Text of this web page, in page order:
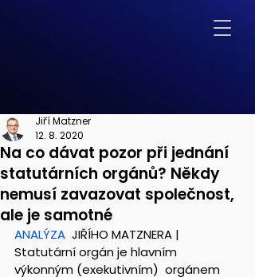
Na co dávat pozor při jednání
statutárních orgánů? Někdy
nemusí zavazovat společnost,
ale je samotné
Jiří Matzner
12. 8. 2020
ANALÝZA
  JIŘÍHO MATZNERA |
Statutární orgán je hlavním
výkonným (exekutivním)  orgánem